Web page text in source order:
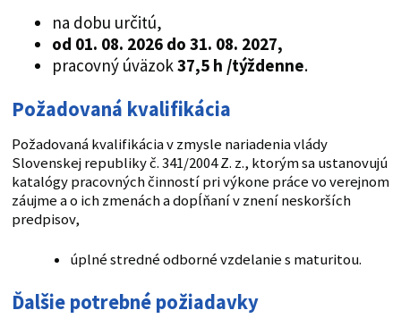
na dobu určitú,
od 01. 08. 2026 do 31. 08. 2027,
pracovný úväzok37,5 h /týždenne.
Požadovaná kvalifikácia
Požadovaná kvalifikácia v zmysle nariadenia vlády
Slovenskej republiky č. 341/2004 Z. z., ktorým sa ustanovujú
katalógy pracovných činností pri výkone práce vo verejnom
záujme a o ich zmenách a dopĺňaní v znení neskorších
predpisov,
úplné stredné odborné vzdelanie s maturitou.
Ďalšie potrebné požiadavky